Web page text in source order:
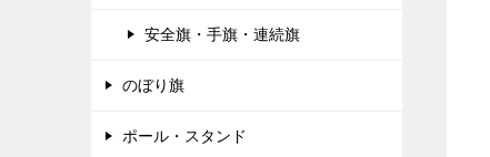
安全旗・手旗・連続旗
のぼり旗
ポール・スタンド